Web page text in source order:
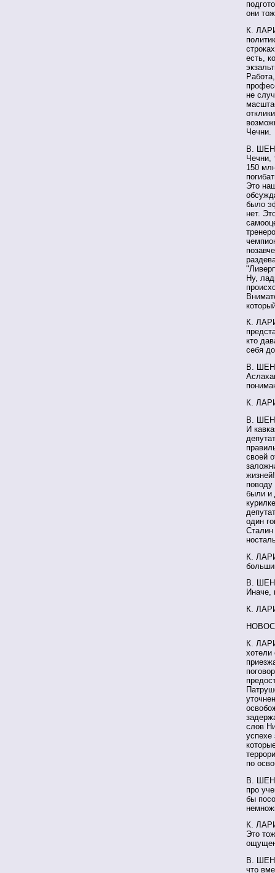
они
К.
есть,
не
Чечни.
В.
Чечни,
150
Это
было
нет.
Ну,
К.
кто
себя
В.
К.
В.
И
своей
были и
один
Сталин
К.
В.
Иначе,
К.
К.
слов
успехе
по
В.
про
бы
К.
Это
В.
что